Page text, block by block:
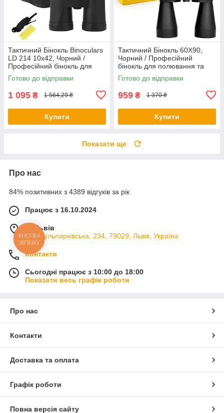
Тактичний Бінокль Binoculars
LD 214 10х42, Чорний /
Професійний бінокль для
полювання та риболовлі
Готово до відправки
1 095 ₴ 1 564,29 ₴
Купити
Тактичний Бінокль 60X90,
Чорний / Професійний
бінокль для полювання та
риболовлі
Готово до відправки
959 ₴ 1 370 ₴
Купити
Показати ще
Про нас
84% позитивних з 4389 відгуків за рік
Працює з 16.10.2024
м. Львів
вул. Кульпарківська, 234, 79029, Львів, Україна
Контакти
Сьогодні працює з 10:00 до 18:00
Показати весь графік роботи
Про нас
Контакти
Доставка та оплата
Графік роботи
Повна версія сайту
КНОПКА
ЗВ'ЯЗКУ